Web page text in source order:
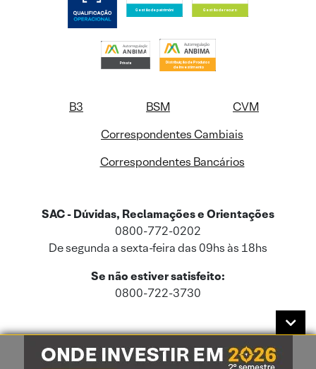
B3 BSM
CVM
Correspondentes Cambiais
Correspondentes Bancários
SAC - Dúvidas, Reclamações e Orientações
0800-772-0202
De segunda a sexta-feira das 09hs às 18hs
Se não estiver satisfeito:
0800-722-3730
Este site usa cookies e dados pessoais de acordo com a nossaPolítica de
Cookies
e a nossaPolítica de Privacidade.